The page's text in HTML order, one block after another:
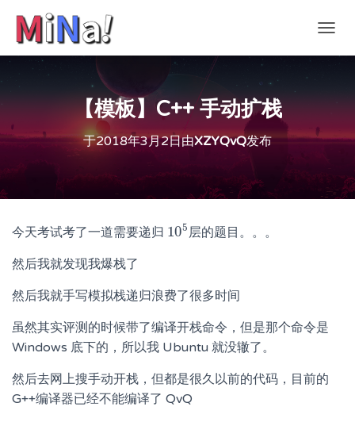
换
【模板】C++ 手动扩栈
于2018年3月2日由XZYQvQ发布
今天考试考了一道需要递归 105
105层的题目。。。
然后我就发现我爆栈了
然后我就手写模拟栈递归浪费了很多时间
虽然其实评测的时候带了编译开栈命令，但是那个命令是
Windows 底下的，所以我 Ubuntu 就没辙了。
然后去网上搜手动开栈，但都是很久以前的代码，目前的
G++编译器已经不能编译了 QvQ